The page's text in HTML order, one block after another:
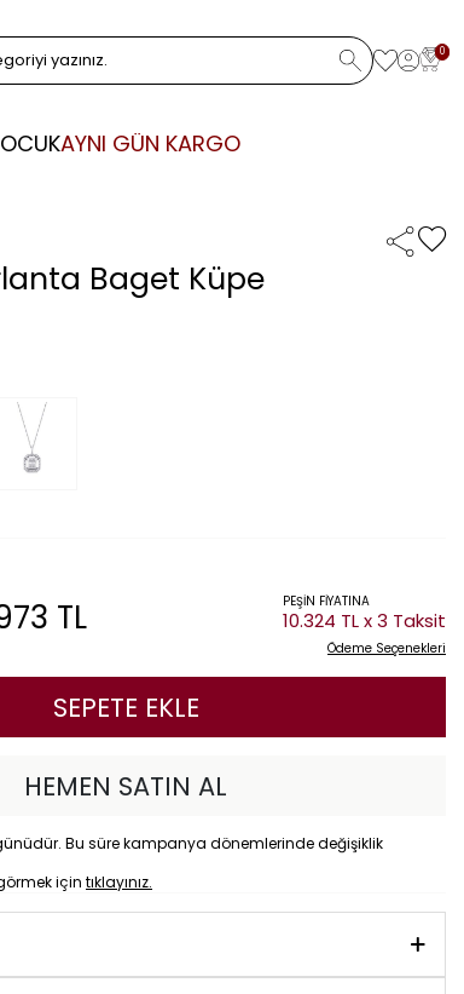
0
AYNI GÜN KARGO
Baget Küpe
TL PEŞİN FİYATINA
10.324 TL x 3 Taksit
Ödeme Seçenekleri
SEPETE EKLE
HEMEN SATIN AL
Bu süre kampanya dönemlerinde değişiklik
için tıklayınız.